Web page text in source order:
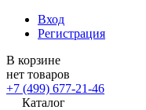
Вход
Регистрация
В корзине
нет товаров
+7 (499) 677-21-46
Каталог